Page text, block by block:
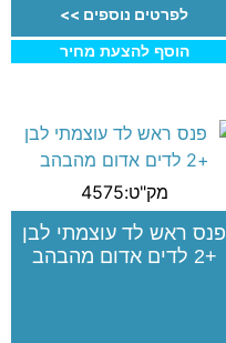
לפרטים נוספים >>
הוסף להצעת מחיר
מק"ט:4575
פנס ראש לד עוצמתי לבן
+2 לדים אדום מהבהב